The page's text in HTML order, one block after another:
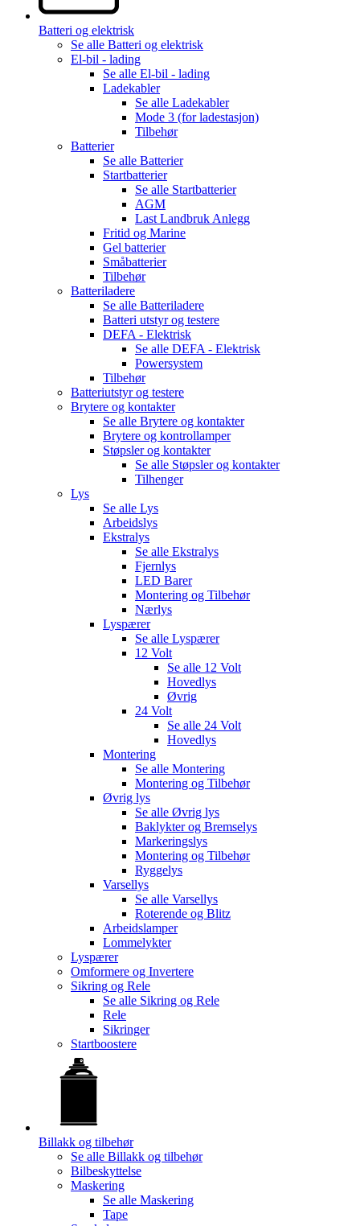
Batteri og elektrisk
Se alle Batteri og elektrisk
El-bil - lading
Se alle El-bil - lading
Ladekabler
Se alle Ladekabler
Mode 3 (for ladestasjon)
Tilbehør
Batterier
Se alle Batterier
Startbatterier
Se alle Startbatterier
AGM
Last Landbruk Anlegg
Fritid og Marine
Gel batterier
Småbatterier
Tilbehør
Batteriladere
Se alle Batteriladere
Batteri utstyr og testere
DEFA - Elektrisk
Se alle DEFA - Elektrisk
Powersystem
Tilbehør
Batteriutstyr og testere
Brytere og kontakter
Se alle Brytere og kontakter
Brytere og kontrollamper
Støpsler og kontakter
Se alle Støpsler og kontakter
Tilhenger
Lys
Se alle Lys
Arbeidslys
Ekstralys
Se alle Ekstralys
Fjernlys
LED Barer
Montering og Tilbehør
Nærlys
Lyspærer
Se alle Lyspærer
12 Volt
Se alle 12 Volt
Hovedlys
Øvrig
24 Volt
Se alle 24 Volt
Hovedlys
Montering
Se alle Montering
Montering og Tilbehør
Øvrig lys
Se alle Øvrig lys
Baklykter og Bremselys
Markeringslys
Montering og Tilbehør
Ryggelys
Varsellys
Se alle Varsellys
Roterende og Blitz
Arbeidslamper
Lommelykter
Lyspærer
Omformere og Invertere
Sikring og Rele
Se alle Sikring og Rele
Rele
Sikringer
Startboostere
Billakk og tilbehør
Se alle Billakk og tilbehør
Bilbeskyttelse
Maskering
Se alle Maskering
Tape